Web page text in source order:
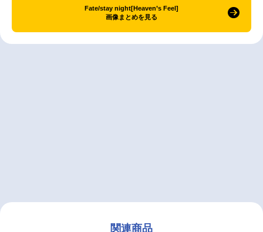
Fate/stay night[Heaven’s Feel]
画像まとめを見る
関連商品